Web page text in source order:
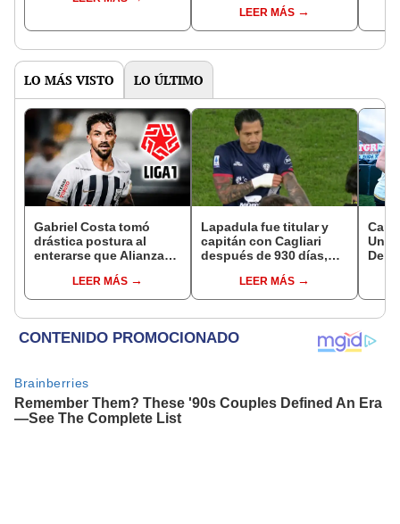
LEER MÁS
LO MÁS VISTO LO ÚLTIMO
Gabriel Costa tomó
drástica postura al
enterarse que Alianza
ClausuraLEER MÁS
Lapadula fue titular y
capitán con Cagliari
después de 930 días,
minutosLEER MÁS